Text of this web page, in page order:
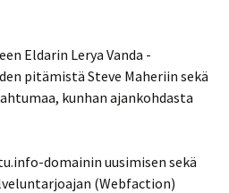
Eldarin Lerya Vanda -
pitämistä Steve Maheriin sekä
kunhan ajankohdasta
domainin uusimisen sekä
(Webfaction)